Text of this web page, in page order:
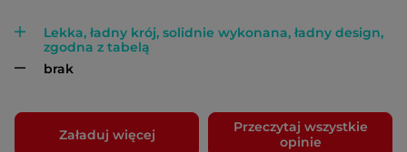
Lekka, ładny krój, solidnie wykonana, ładny design,
zgodna z tabelą
brak
Załaduj więcej
Przeczytaj wszystkie
opinie